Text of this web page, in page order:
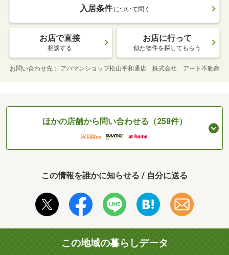
入居条件 について聞く
お店で直接
相談する
お店に行って
似た物件を探してもらう
お問い合わせ先 アパマンショップ松山平和通店 株式会社 アート不動産
ほかの店舗から問い合わせる（258件）
この情報を誰かに知らせる / 自分に送る
この地域の暮らしデータ